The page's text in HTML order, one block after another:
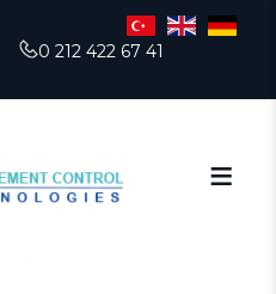
0 212 422 67 41